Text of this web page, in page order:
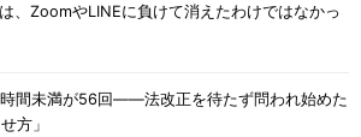
、ZoomやLINEに負けて消えたわけではなかっ
時間未満が56回――法改正を待たず問われ始めた
方」